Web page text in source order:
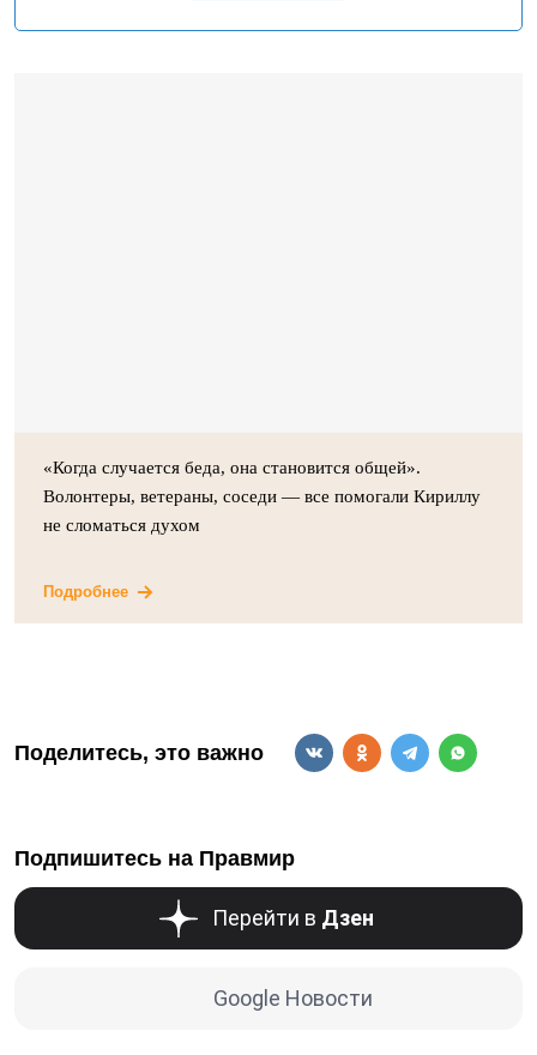
«Когда случается беда, она становится общей».
Волонтеры, ветераны, соседи — все помогали Кириллу
не сломаться духом
Подробнее
Поделитесь, это важно
Подпишитесь на Правмир
Перейти в Дзен
Google Новости